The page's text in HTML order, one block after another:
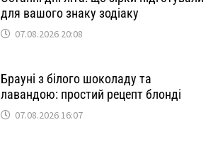
для вашого знаку зодіаку
07.08.2026 20:08
Брауні з білого шоколаду та
лавандою: простий рецепт блонді
07.08.2026 16:07